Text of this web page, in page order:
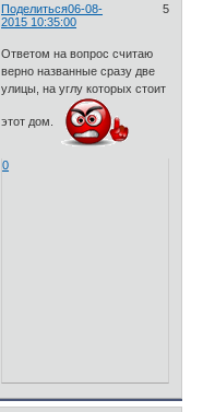
Поделиться 5
06-08-
2015 10:35:00
Ответом на вопрос считаю
верно названные сразу две
улицы, на углу которых стоит
этот дом.
0